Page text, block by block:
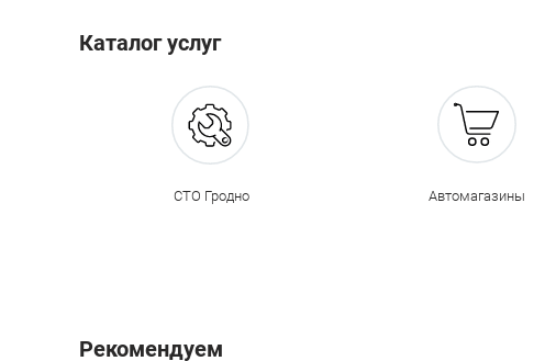
Каталог услуг
СТО Гродно Автомагазины
Рекомендуем